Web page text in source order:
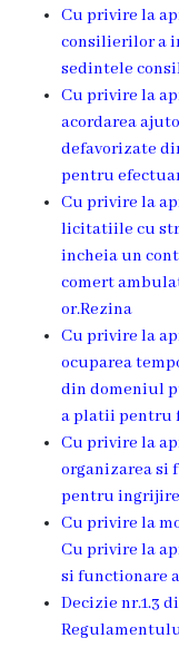
Consiliului
Secretar
Comisii
de
specialitate
Activitatea
consiliului
Deciziile
consiliului
consiliului
Ședințele
Cu privire la
consilierilor a
sedintele
Cu privire la
acordarea
defavorizate
pentru
Cu privire la
licitatiile cu
incheia un
comert
or.Rezina
Cu privire la
ocuparea
din domeniul
a platii pentru
Cu privire la
organizarea si
pentru
Cu privire la
Cu privire la
si functionare
Decizie nr.1.3